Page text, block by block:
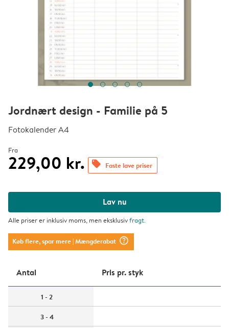
Jordnært design - Familie på 5
Fotokalender A4
Fra
229,00 kr. offers Faste lave priser
Lav nu
Alle priser er inklusiv moms, men eksklusivfragt.
Køb flere, spar mere| Mængderabat question_mark_circle
Antal Pris pr. styk
1 - 2
3 - 4